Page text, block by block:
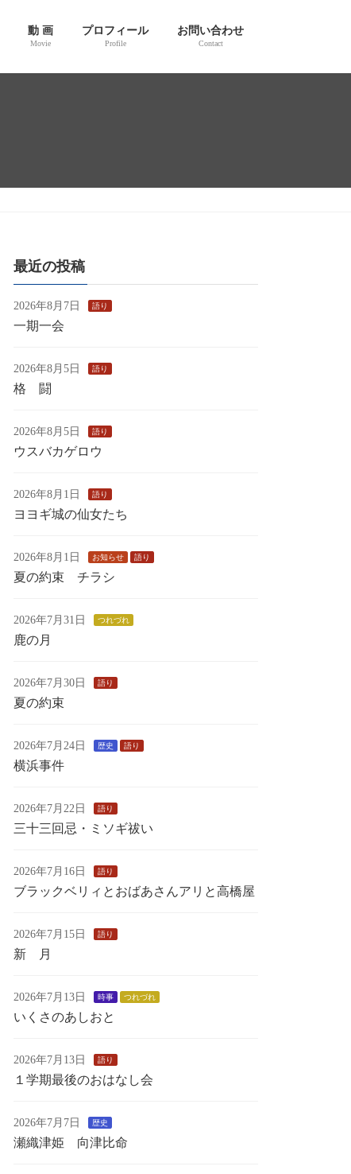
動 画
Movie
プロフィール
Profile
お問い合わせ
Contact
最近の投稿
2026年8月7日 語り
一期一会
2026年8月5日 語り
格 闘
2026年8月5日 語り
ウスバカゲロウ
2026年8月1日 語り
ヨヨギ城の仙女たち
2026年8月1日 お知らせ 語り
夏の約束 チラシ
2026年7月31日 つれづれ
鹿の月
2026年7月30日 語り
夏の約束
2026年7月24日 歴史 語り
横浜事件
2026年7月22日 語り
三十三回忌・ミソギ祓い
2026年7月16日 語り
ブラックベリィとおばあさんアリと高橋屋
2026年7月15日 語り
新 月
2026年7月13日 時事 つれづれ
いくさのあしおと
2026年7月13日 語り
１学期最後のおはなし会
2026年7月7日 歴史
瀬織津姫 向津比命